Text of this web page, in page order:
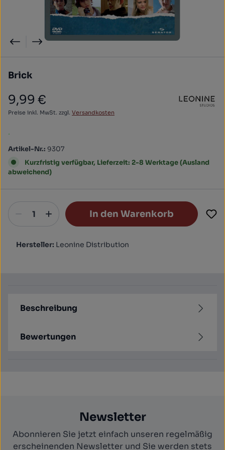
Brick
Regulärer Preis:
9,99 €
Preise inkl. MwSt. zzgl. Versandkosten
.
Artikel-Nr.: 9307
Kurzfristig verfügbar, Lieferzeit: 2-8 Werktage (Ausland
abweichend)
In den Warenkorb
Hersteller: Leonine Distribution
Beschreibung
Bewertungen
Newsletter
Abonnieren Sie jetzt einfach unseren regelmäßig
erscheinenden Newsletter und Sie werden stets